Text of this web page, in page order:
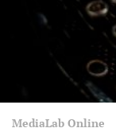
MediaLab Online